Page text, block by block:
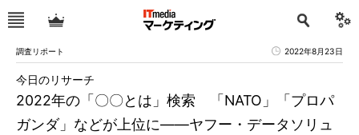
調査リポート 2022年8月23日
2022年の「〇〇とは」検索 「NATO」「プロパ
ガンダ」などが上位に――ヤフー・データソリュ
今日のリサーチ